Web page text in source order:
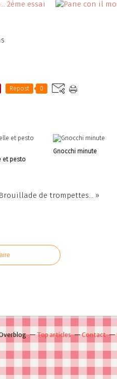
Repost 0
et pesto
Gnocchi minute
Brouillade de trompettes... »
Top articles Contact